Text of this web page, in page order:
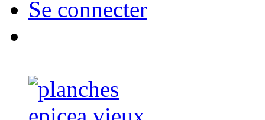
Se connecter